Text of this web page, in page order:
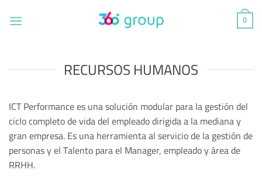
0
RECURSOS HUMANOS
ICT Performance es una solución modular para la gestión del
ciclo completo de vida del empleado dirigida a la mediana y
gran empresa. Es una herramienta al servicio de la gestión de
personas y el Talento para el Manager, empleado y área de
RRHH.